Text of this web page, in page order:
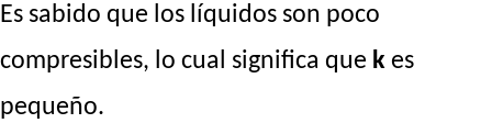
Es sabido que los líquidos son poco
compresibles, lo cual significa que k es
pequeño.